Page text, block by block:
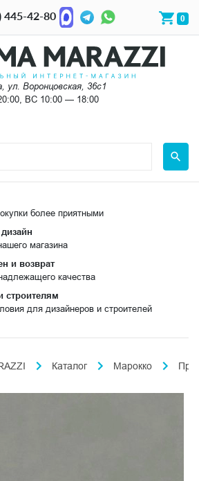
445-42-80 0
ул. Воронцовская, 36с1
ВС 10:00 — 18:00
более приятными
магазина
и возврат
качества
строителям
для дизайнеров и строителей
Каталог Марокко Про